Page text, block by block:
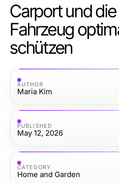
Carport und
Fahrzeug
schützen
AUTHOR
Maria Kim
PUBLISHED
May 12, 2026
CATEGORY
Home and Garden